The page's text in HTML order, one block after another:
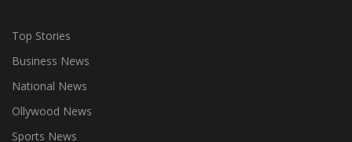
Top Stories
Business News
National News
Ollywood News
Sports News